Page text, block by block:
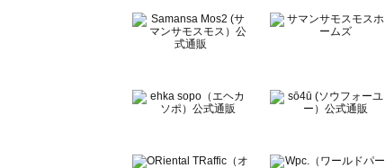
BETTY'S BLUE（べティーズブルー）の一覧
Wpc.（ワールドパーティー）の一覧